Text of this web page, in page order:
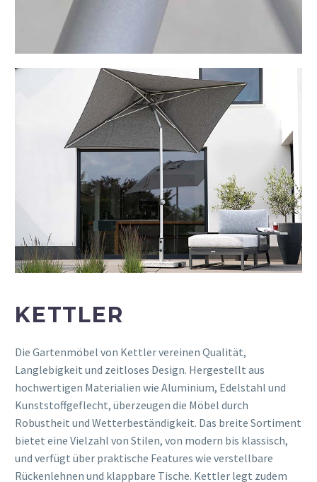
KETTLER
Die Gartenmöbel von Kettler vereinen Qualität,
Langlebigkeit und zeitloses Design. Hergestellt aus
hochwertigen Materialien wie Aluminium, Edelstahl und
Kunststoffgeflecht, überzeugen die Möbel durch
Robustheit und Wetterbeständigkeit. Das breite Sortiment
bietet eine Vielzahl von Stilen, von modern bis klassisch,
und verfügt über praktische Features wie verstellbare
Rückenlehnen und klappbare Tische. Kettler legt zudem